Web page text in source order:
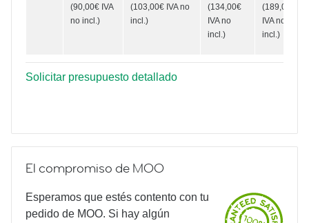
(90,00€ IVA
no incl. )
(103,00€ IVA no
incl. )
(134,00€
IVA no
incl. )
(189,00€
IVA no
incl. )
Solicitar presupuesto detallado
El compromiso de MOO
Esperamos que estés contento con tu
pedido de MOO. Si hay algún